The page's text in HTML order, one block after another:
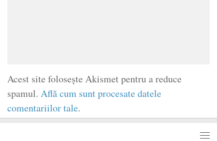
Acest site folosește Akismet pentru a reduce
spamul. Află cum sunt procesate datele
comentariilor tale.